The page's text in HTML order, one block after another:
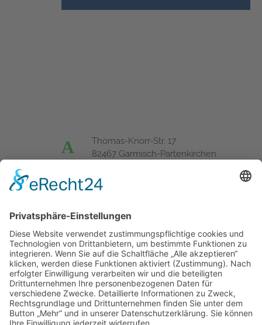
A
Thomas-Knorr-Str. 17
82467 Garmisch-Partenkirchen
T
F +49 (0) 8821 - 92 59 51
E office@landkarten-hofmann.de